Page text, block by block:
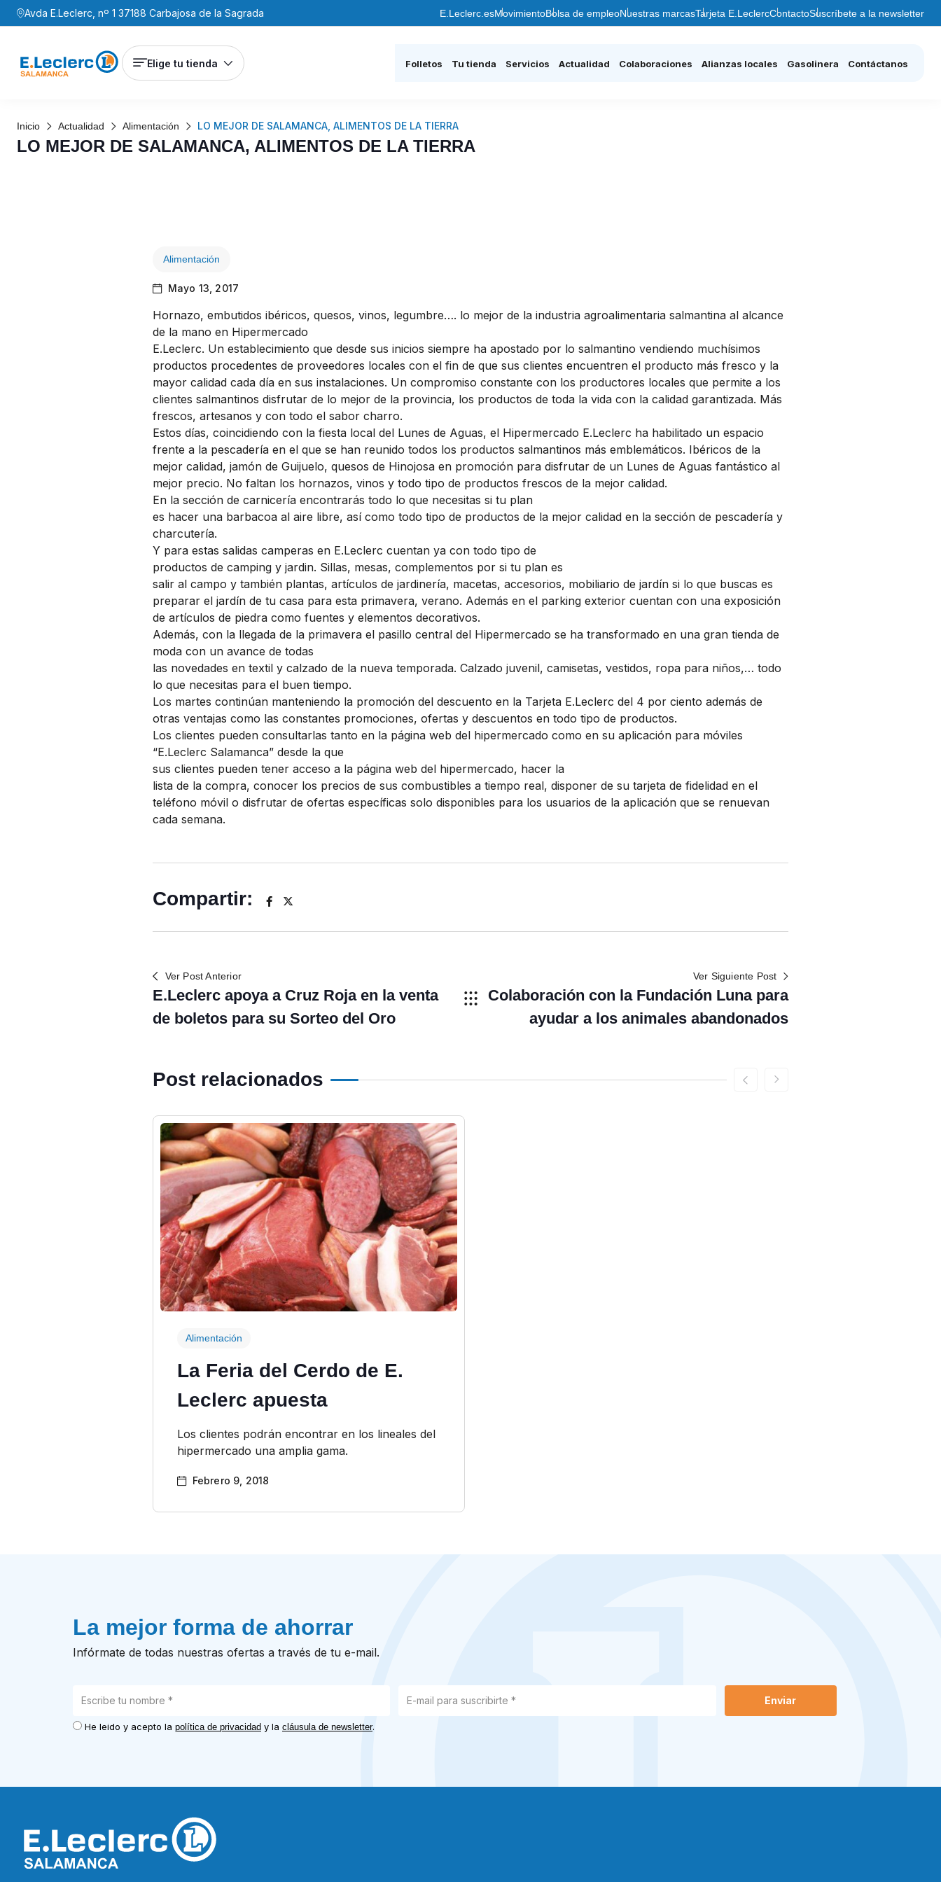
Avda E.Leclerc, nº 1 37188 Carbajosa de la Sagrada E.Leclerc.esMovimientoBolsa de empleoNuestras marcasTarjeta E.LeclercContactoSuscríbete a la newsletter
Elige tu tienda Folletos Tu tienda Servicios Actualidad Colaboraciones Alianzas locales Gasolinera Contáctanos
Inicio Actualidad Alimentación LO MEJOR DE SALAMANCA, ALIMENTOS DE LA TIERRA
LO MEJOR DE SALAMANCA, ALIMENTOS DE LA TIERRA
Alimentación
Mayo 13, 2017
Hornazo, embutidos ibéricos, quesos, vinos, legumbre…. lo mejor de la industria agroalimentaria salmantina al alcance
de la mano en Hipermercado
E.Leclerc. Un establecimiento que desde sus inicios siempre ha apostado por lo salmantino vendiendo muchísimos
productos procedentes de proveedores locales con el fin de que sus clientes encuentren el producto más fresco y la
mayor calidad cada día en sus instalaciones. Un compromiso constante con los productores locales que permite a los
clientes salmantinos disfrutar de lo mejor de la provincia, los productos de toda la vida con la calidad garantizada. Más
frescos, artesanos y con todo el sabor charro.
Estos días, coincidiendo con la fiesta local del Lunes de Aguas, el Hipermercado E.Leclerc ha habilitado un espacio
frente a la pescadería en el que se han reunido todos los productos salmantinos más emblemáticos. Ibéricos de la
mejor calidad, jamón de Guijuelo, quesos de Hinojosa en promoción para disfrutar de un Lunes de Aguas fantástico al
mejor precio. No faltan los hornazos, vinos y todo tipo de productos frescos de la mejor calidad.
En la sección de carnicería encontrarás todo lo que necesitas si tu plan
es hacer una barbacoa al aire libre, así como todo tipo de productos de la mejor calidad en la sección de pescadería y
charcutería.
Y para estas salidas camperas en E.Leclerc cuentan ya con todo tipo de
productos de camping y jardin. Sillas, mesas, complementos por si tu plan es
salir al campo y también plantas, artículos de jardinería, macetas, accesorios, mobiliario de jardín si lo que buscas es
preparar el jardín de tu casa para esta primavera, verano. Además en el parking exterior cuentan con una exposición
de artículos de piedra como fuentes y elementos decorativos.
Además, con la llegada de la primavera el pasillo central del Hipermercado se ha transformado en una gran tienda de
moda con un avance de todas
las novedades en textil y calzado de la nueva temporada. Calzado juvenil, camisetas, vestidos, ropa para niños,… todo
lo que necesitas para el buen tiempo.
Los martes continúan manteniendo la promoción del descuento en la Tarjeta E.Leclerc del 4 por ciento además de
otras ventajas como las constantes promociones, ofertas y descuentos en todo tipo de productos.
Los clientes pueden consultarlas tanto en la página web del hipermercado como en su aplicación para móviles
“E.Leclerc Salamanca” desde la que
sus clientes pueden tener acceso a la página web del hipermercado, hacer la
lista de la compra, conocer los precios de sus combustibles a tiempo real, disponer de su tarjeta de fidelidad en el
teléfono móvil o disfrutar de ofertas específicas solo disponibles para los usuarios de la aplicación que se renuevan
cada semana.
Compartir:
Ver Post Anterior
E.Leclerc apoya a Cruz Roja en la venta
de boletos para su Sorteo del Oro
Ver Siguiente Post
Colaboración con la Fundación Luna para
ayudar a los animales abandonados
Post relacionados
Alimentación
La Feria del Cerdo de E.
Leclerc apuesta
Los clientes podrán encontrar en los lineales del
hipermercado una amplia gama.
Febrero 9, 2018
La mejor forma de ahorrar
Infórmate de todas nuestras ofertas a través de tu e-mail.
He leido y acepto la política de privacidad y la cláusula de newsletter.